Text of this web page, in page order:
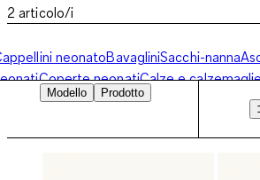
2 articolo/i
neonatoBavagliniSacchi-nanna
Coperte neonatiCalze e
Cappellino da sole bebè
Modello
Prodotto